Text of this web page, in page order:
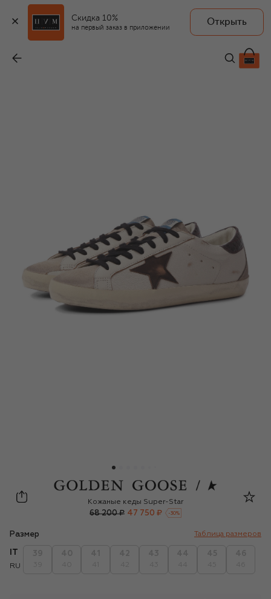
Скидка 10%
на первый заказ в приложении
Открыть
47 750 ₽
Golden Goose Deluxe Brand
Кожаные кеды Super-Star
68 200 ₽ 47 750 ₽ -30%
Размер Таблица размеров
RU